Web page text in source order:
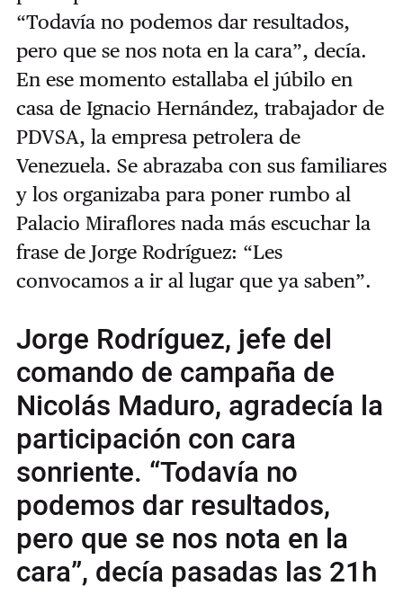
“Todavía no podemos dar resultados,
pero que se nos nota en la cara”, decía.
En ese momento estallaba el júbilo en
casa de Ignacio Hernández, trabajador de
PDVSA, la empresa petrolera de
Venezuela. Se abrazaba con sus familiares
y los organizaba para poner rumbo al
Palacio Miraflores nada más escuchar la
frase de Jorge Rodríguez: “Les
convocamos a ir al lugar que ya saben”.
Jorge Rodríguez, jefe del
comando de campaña de
Nicolás Maduro, agradecía la
participación con cara
sonriente. “Todavía no
podemos dar resultados,
pero que se nos nota en la
cara”, decía pasadas las 21h